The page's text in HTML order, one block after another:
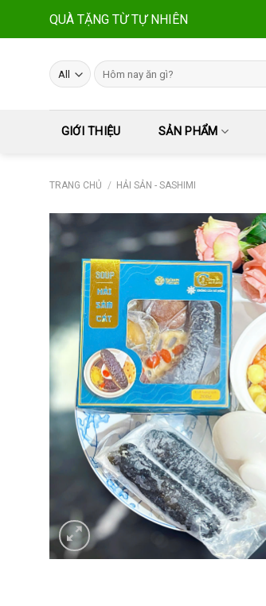
QUÀ TẶNG TỪ TỰ NHIÊN
Tìm
kiếm:
GIỚI THIỆU SẢN PHẨM
TRANG CHỦ / HẢI SẢN - SASHIMI